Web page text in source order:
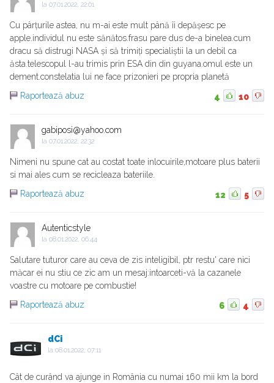
la 07.01.2022, 22:01
Cu pârțurile astea, nu m-ai este mult până îi depășesc pe
apple.individul nu este sănătos.frasu pare dus de-a binelea.cum
dracu să distrugi NASA și să trimiți specialiștii la un debil ca
ăsta.telescopul l-au trimis prin ESA din din guyana.omul este un
dement.constelatia lui ne face prizonieri pe propria planetă
Raportează abuz
4 10
gabiposi@yahoo.com
la 07.01.2022, 22:32
Nimeni nu spune cat au costat toate inlocuirile,motoare plus baterii
si mai ales cum se recicleaza bateriile.
Raportează abuz
12 5
Autenticstyle
la 08.01.2022, 06:44
Salutare tuturor care au ceva de zis inteligibil, ptr restu' care nici
măcar ei nu stiu ce zic am un mesaj:intoarceti-vă la cazanele
voastre cu motoare pe combustie!
Raportează abuz
6 4
dCi
la 08.01.2022, 07:11
Cât de curând va ajunge in România cu numai 160 mii km la bord